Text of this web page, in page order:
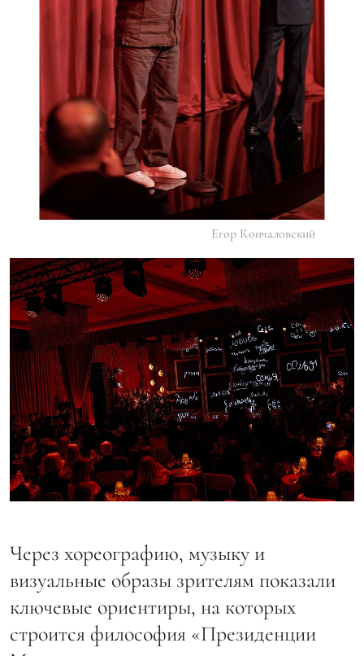
Егор Кончаловский
Через хореографию, музыку и
визуальные образы зрителям показали
ключевые ориентиры, на которых
строится философия «Президенции